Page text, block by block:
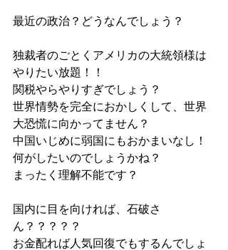
最近の政治？どうなんでしょう？
独裁者のごとくアメリカの大統領様は
やりたい放題！！
関税やらやりすぎでしょう？
世界情勢を完全におかしくして、世界
大恐慌に向かってません？
中国いじめに弱国にもおかまいなし！
何がしたいのでしょうかね？
まったく理解不能です？
国内に目を向ければ、石破さ
ん？？？？？
お金配れば人気回復でもするんでしょ